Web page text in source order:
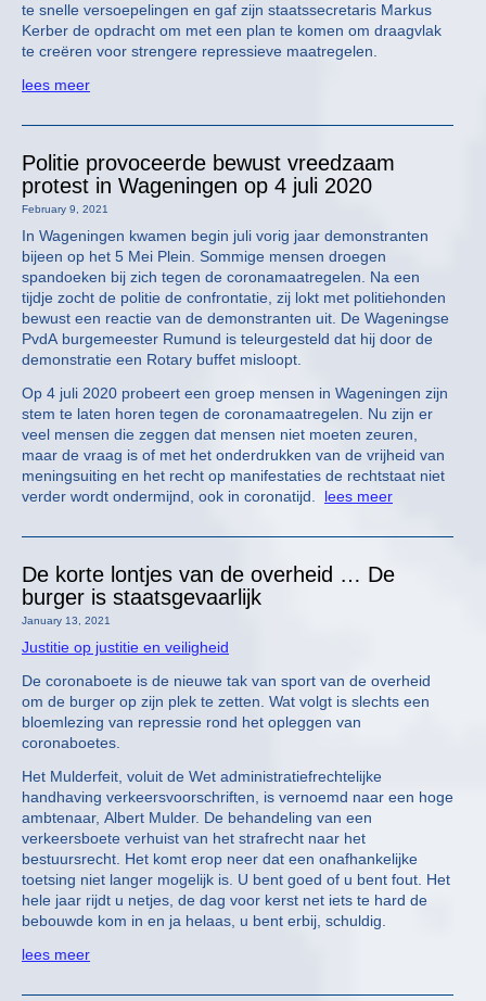
te snelle versoepelingen en gaf zijn staatssecretaris Markus
Kerber de opdracht om met een plan te komen om draagvlak
te creëren voor strengere repressieve maatregelen.
lees meer
Politie provoceerde bewust vreedzaam
protest in Wageningen op 4 juli 2020
February 9, 2021
In Wageningen kwamen begin juli vorig jaar demonstranten
bijeen op het 5 Mei Plein. Sommige mensen droegen
spandoeken bij zich tegen de coronamaatregelen. Na een
tijdje zocht de politie de confrontatie, zij lokt met politiehonden
bewust een reactie van de demonstranten uit. De Wageningse
PvdA burgemeester Rumund is teleurgesteld dat hij door de
demonstratie een Rotary buffet misloopt.
Op 4 juli 2020 probeert een groep mensen in Wageningen zijn
stem te laten horen tegen de coronamaatregelen. Nu zijn er
veel mensen die zeggen dat mensen niet moeten zeuren,
maar de vraag is of met het onderdrukken van de vrijheid van
meningsuiting en het recht op manifestaties de rechtstaat niet
verder wordt ondermijnd, ook in coronatijd. lees meer
De korte lontjes van de overheid … De
burger is staatsgevaarlijk
January 13, 2021
Justitie op justitie en veiligheid
De coronaboete is de nieuwe tak van sport van de overheid
om de burger op zijn plek te zetten. Wat volgt is slechts een
bloemlezing van repressie rond het opleggen van
coronaboetes.
Het Mulderfeit, voluit de Wet administratiefrechtelijke
handhaving verkeersvoorschriften, is vernoemd naar een hoge
ambtenaar, Albert Mulder. De behandeling van een
verkeersboete verhuist van het strafrecht naar het
bestuursrecht. Het komt erop neer dat een onafhankelijke
toetsing niet langer mogelijk is. U bent goed of u bent fout. Het
hele jaar rijdt u netjes, de dag voor kerst net iets te hard de
bebouwde kom in en ja helaas, u bent erbij, schuldig.
lees meer